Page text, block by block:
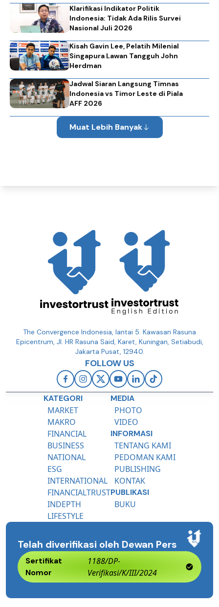
Klarifikasi Indikator Politik
Indonesia: Tidak Ada Rilis Survei
Nasional Juli 2026
Kisah Gavin Lee, Pelatih Milenial
Singapura Lawan Tangguh John
Herdman
Jadwal Siaran Langsung Timnas
Indonesia vs Timor Leste di Piala
AFF 2026
Muat Lebih Banyak
The Convergence Indonesia, lantai 5. Kawasan Rasuna
Epicentrum, Jl. HR Rasuna Said, Karet, Kuningan, Setiabudi,
Jakarta Pusat, 12940.
FOLLOW US
KATEGORI
MARKET
MAKRO
FINANCIAL
BUSINESS
NATIONAL
ESG
INTERNATIONAL
FINANCIALTRUST
INDEPTH
LIFESTYLE
MEDIA
PHOTO
VIDEO
INFORMASI
TENTANG KAMI
PEDOMAN KAMI
PUBLISHING
KONTAK
PUBLIKASI
BUKU
Telah diverifikasi oleh Dewan Pers
Sertifikat
Nomor
1188/DP-
Verifikasi/K/III/2024